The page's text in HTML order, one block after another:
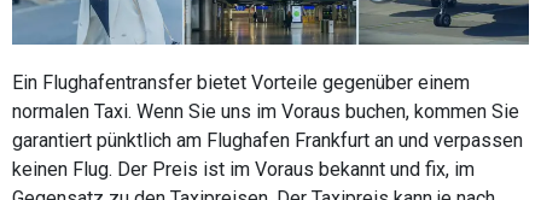
Ein Flughafentransfer bietet Vorteile gegenüber einem
normalen Taxi. Wenn Sie uns im Voraus buchen, kommen Sie
garantiert pünktlich am Flughafen Frankfurt an und verpassen
keinen Flug. Der Preis ist im Voraus bekannt und fix, im